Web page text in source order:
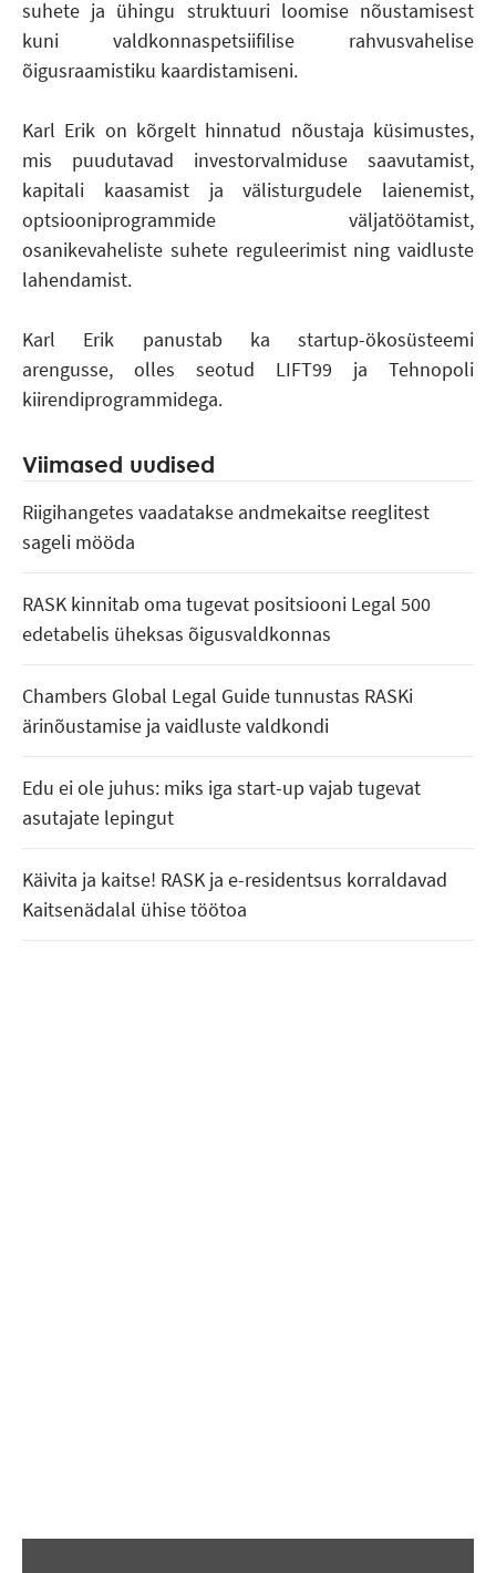
suhete ja ühingu struktuuri loomise nõustamisest
kuni valdkonnaspetsiifilise rahvusvahelise
õigusraamistiku kaardistamiseni.
Karl Erik on kõrgelt hinnatud nõustaja küsimustes,
mis puudutavad investorvalmiduse saavutamist,
kapitali kaasamist ja välisturgudele laienemist,
optsiooniprogrammide väljatöötamist,
osanikevaheliste suhete reguleerimist ning vaidluste
lahendamist.
Karl Erik panustab ka startup-ökosüsteemi
arengusse, olles seotud LIFT99 ja Tehnopoli
kiirendiprogrammidega.
Viimased uudised
Riigihangetes vaadatakse andmekaitse reeglitest
sageli mööda
RASK kinnitab oma tugevat positsiooni Legal 500
edetabelis üheksas õigusvaldkonnas
Chambers Global Legal Guide tunnustas RASKi
ärinõustamise ja vaidluste valdkondi
Edu ei ole juhus: miks iga start-up vajab tugevat
asutajate lepingut
Käivita ja kaitse! RASK ja e-residentsus korraldavad
Kaitsenädalal ühise töötoa